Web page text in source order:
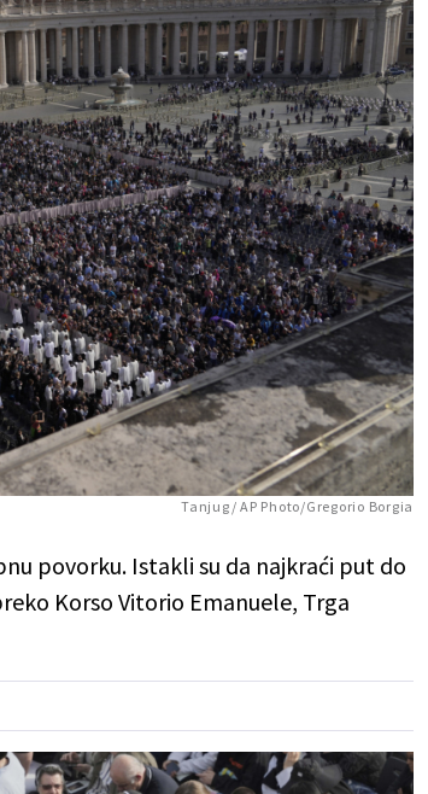
Tanjug/ AP Photo/Gregorio Borgia
povorku. Istakli su da najkraći put do
Korso Vitorio Emanuele, Trga